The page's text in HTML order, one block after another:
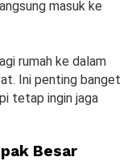
masuk ke
rumah ke dalam
Ini penting banget
tetap ingin jaga
Besar